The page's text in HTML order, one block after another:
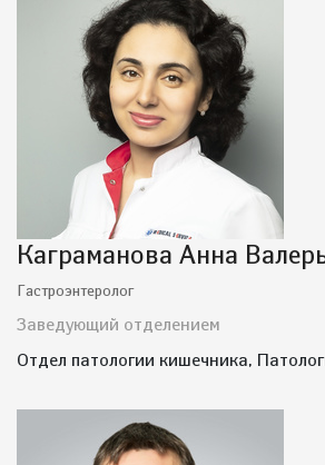
Каграманова Анна
Гастроэнтеролог
Заведующий отделением
Отдел патологии кишечника,